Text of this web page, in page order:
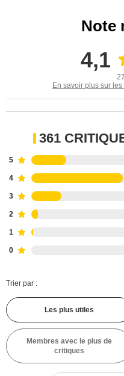
Note
4,1
En savoir plus sur
361
5
4
3
2
1
0
Trier par :
Les plus utiles
Membres avec le plus de
critiques